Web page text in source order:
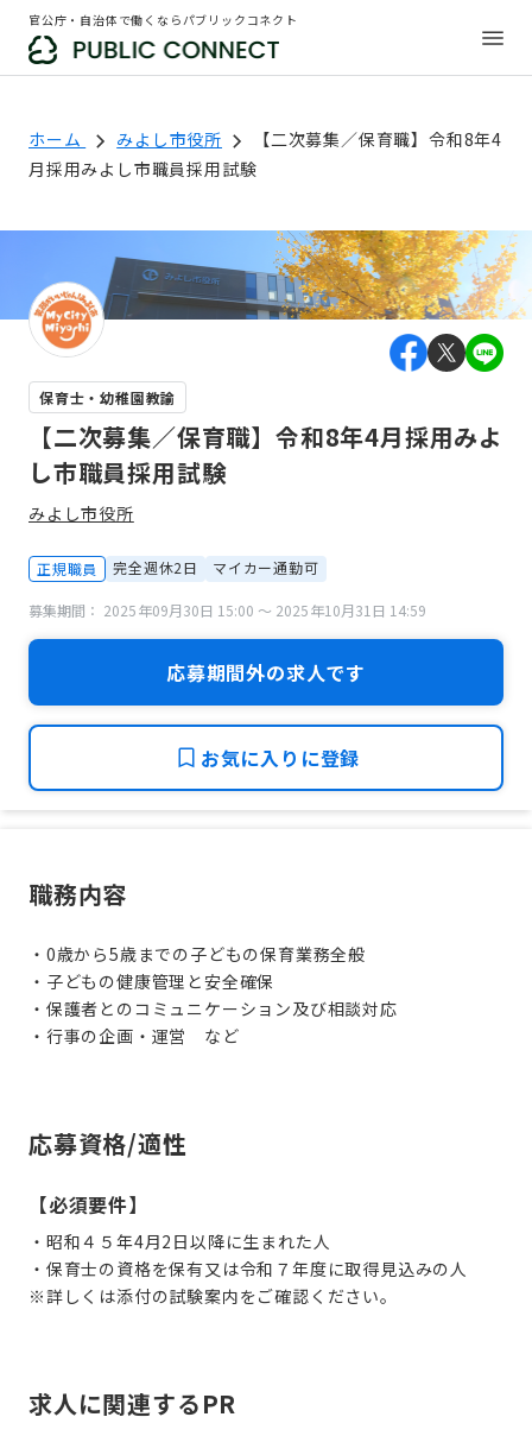
官公庁・自治体で働くならパブリックコネクト
ホーム みよし市役所
【二次募集／保育職】令和8年4
月採用みよし市職員採用試験
保育士・幼稚園教諭
【二次募集／保育職】令和8年4月採用みよ
し市職員採用試験
みよし市役所
正規職員 完全週休2日 マイカー通勤可
募集期間： 2025年09月30日 15:00 〜 2025年10月31日 14:59
応募期間外の求人です
お気に入りに登録
職務内容
・0歳から5歳までの子どもの保育業務全般
・子どもの健康管理と安全確保
・保護者とのコミュニケーション及び相談対応
・行事の企画・運営 など
応募資格/適性
【必須要件】
・昭和４５年4月2日以降に生まれた人
・保育士の資格を保有又は令和７年度に取得見込みの人
※詳しくは添付の試験案内をご確認ください。
求人に関連するPR